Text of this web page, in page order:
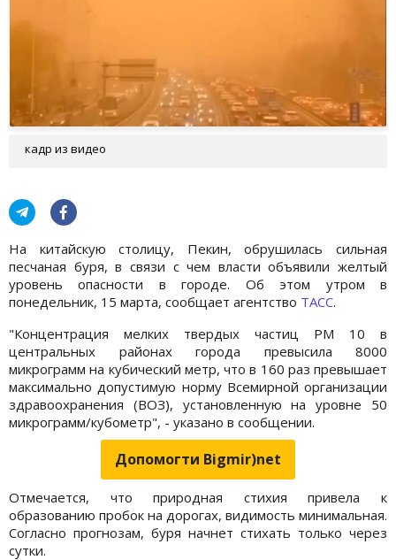
кадр из видео
На китайскую столицу, Пекин, обрушилась сильная
песчаная буря, в связи с чем власти объявили желтый
уровень опасности в городе. Об этом утром в
понедельник, 15 марта, сообщает агентство ТАСС.
"Концентрация мелких твердых частиц PM 10 в
центральных районах города превысила 8000
микрограмм на кубический метр, что в 160 раз превышает
максимально допустимую норму Всемирной организации
здравоохранения (ВОЗ), установленную на уровне 50
микрограмм/кубометр", - указано в сообщении.
Допомогти Bigmir)net
Отмечается, что природная стихия привела к
образованию пробок на дорогах, видимость минимальная.
Согласно прогнозам, буря начнет стихать только через
сутки.